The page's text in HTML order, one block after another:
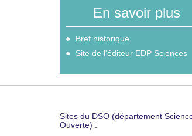
En savoir plus
Bref historique
Site de l'éditeur EDP Sciences
Sites du DSO (département
Ouverte) :